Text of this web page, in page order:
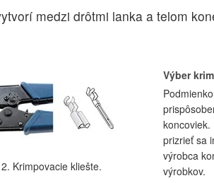
medzi drôtmi lanka a telom
Krimpovacie kliešte.
Výber
prizrieť sa
výrobca
výrobkov.